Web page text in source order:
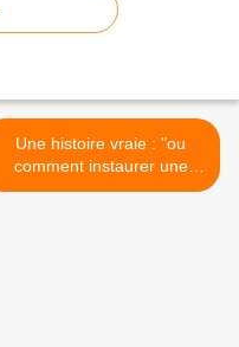
Une histoire vraie : "ou
comment instaurer une
dictature par la